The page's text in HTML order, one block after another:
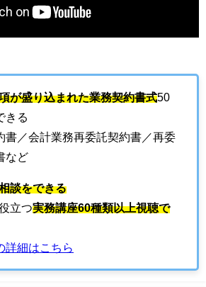
が盛り込まれた業務契約書式50
きる
書／会計業務再委託契約書／再委
など
談をできる
立つ実務講座60種類以上視聴で
詳細はこちら